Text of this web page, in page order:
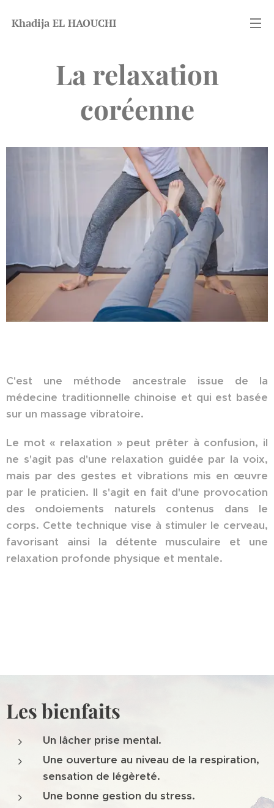
Khadija EL HAOUCHI
La relaxation
coréenne
C'est une méthode ancestrale issue de la
médecine traditionnelle chinoise et qui est basée
sur un massage vibratoire.
Le mot « relaxation » peut prêter à confusion, il
ne s'agit pas d'une relaxation guidée par la voix,
mais par des gestes et vibrations mis en œuvre
par le praticien. Il s'agit en fait d'une provocation
des ondoiements naturels contenus dans le
corps. Cette technique vise à stimuler le cerveau,
favorisant ainsi la détente musculaire et une
relaxation profonde physique et mentale.
Les bienfaits
Un lâcher prise mental.
Une ouverture au niveau de la respiration,
sensation de légèreté.
Une bonne gestion du stress.